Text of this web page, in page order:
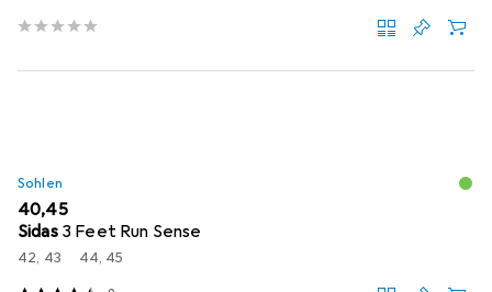
Sohlen
EUR
40,45
Sidas 3 Feet Run Sense
42, 43 44, 45